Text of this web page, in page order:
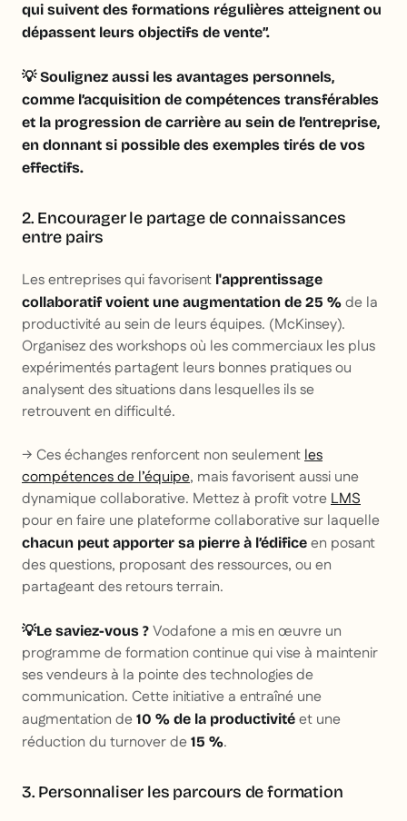
qui suivent des formations régulières atteignent ou
dépassent leurs objectifs de vente”.
💡 Soulignez aussi les avantages personnels,
comme l’acquisition de compétences transférables
et la progression de carrière au sein de l’entreprise,
en donnant si possible des exemples tirés de vos
effectifs.
2. Encourager le partage de connaissances
entre pairs
Les entreprises qui favorisent l'apprentissage
collaboratif voient une augmentation de 25 % de la
productivité au sein de leurs équipes. (McKinsey).
Organisez des workshops où les commerciaux les plus
expérimentés partagent leurs bonnes pratiques ou
analysent des situations dans lesquelles ils se
retrouvent en difficulté.
→ Ces échanges renforcent non seulementles
compétences de l’équipe, mais favorisent aussi une
dynamique collaborative. Mettez à profit votreLMS
pour en faire une plateforme collaborative sur laquelle
chacun peut apporter sa pierre à l’édifice en posant
des questions, proposant des ressources, ou en
partageant des retours terrain.
💡Le saviez-vous ? Vodafone a mis en œuvre un
programme de formation continue qui vise à maintenir
ses vendeurs à la pointe des technologies de
communication. Cette initiative a entraîné une
augmentation de 10 % de la productivité et une
réduction du turnover de 15 %.
3. Personnaliser les parcours de formation